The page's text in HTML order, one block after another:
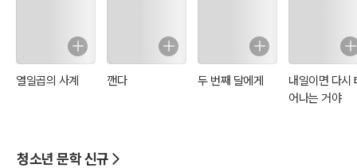
열일곱의 사계 깬다 두 번째 달에게
내일이면 다시
어나는 거야
청소년 문학 신규